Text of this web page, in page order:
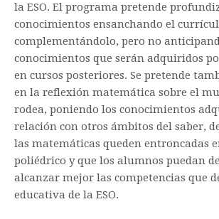
la ESO. El programa pretende
conocimientos ensanchando el
complementándolo, pero no
conocimientos que serán adquiridos
en cursos posteriores. Se pretende
en la reflexión matemática sobre el
rodea, poniendo los conocimientos
relación con otros ámbitos del saber,
las matemáticas queden entroncadas
poliédrico y que los alumnos puedan
alcanzar mejor las competencias que
educativa de la ESO.